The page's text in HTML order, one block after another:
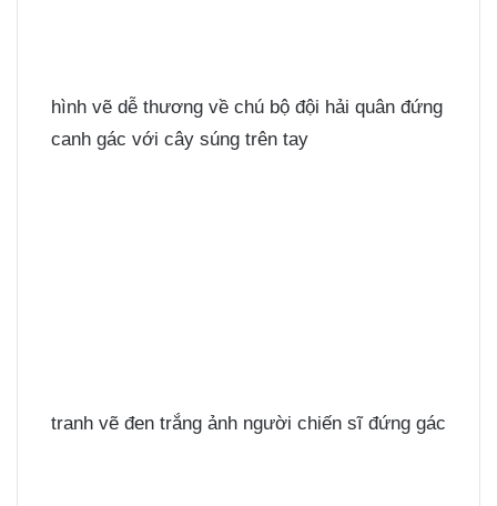
hình vẽ dễ thương về chú bộ đội hải quân đứng
canh gác với cây súng trên tay
tranh vẽ đen trắng ảnh người chiến sĩ đứng gác